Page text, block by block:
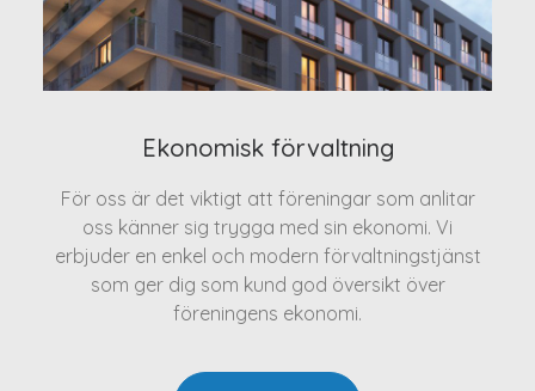
Ekonomisk förvaltning
För oss är det viktigt att föreningar som anlitar
oss känner sig trygga med sin ekonomi. Vi
erbjuder en enkel och modern förvaltningstjänst
som ger dig som kund god översikt över
föreningens ekonomi.